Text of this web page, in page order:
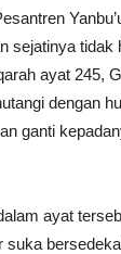
sejatinya tidak
ayat 245,
dengan
ganti
ayat
suka